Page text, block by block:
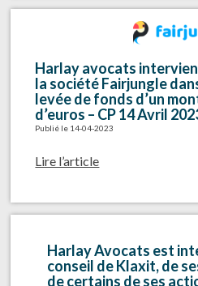
Harlay avocats
la société Fairjungle
levée de fonds d’un
d’euros – CP 14 Avril
Publié le 14-04-2023
Lire l’article
Harlay Avocats est
conseil de Klaxit, de
de certains de ses